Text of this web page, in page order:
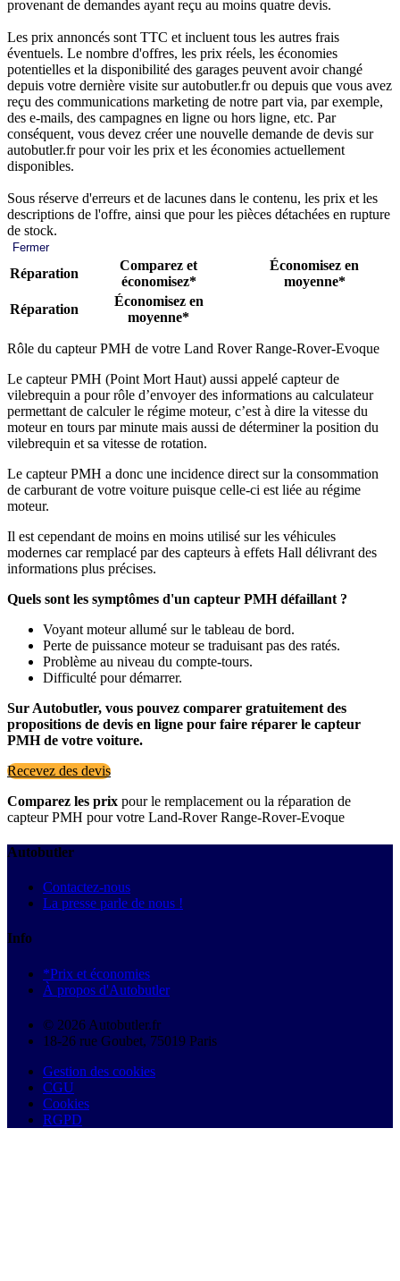
provenant de demandes ayant reçu au moins quatre devis.
Les prix annoncés sont TTC et incluent tous les autres frais
éventuels. Le nombre d'offres, les prix réels, les économies
potentielles et la disponibilité des garages peuvent avoir changé
depuis votre dernière visite sur autobutler.fr ou depuis que vous avez
reçu des communications marketing de notre part via, par exemple,
des e-mails, des campagnes en ligne ou hors ligne, etc. Par
conséquent, vous devez créer une nouvelle demande de devis sur
autobutler.fr pour voir les prix et les économies actuellement
disponibles.
Sous réserve d'erreurs et de lacunes dans le contenu, les prix et les
descriptions de l'offre, ainsi que pour les pièces détachées en rupture
de stock.
Fermer
Réparation
Comparez et
économisez*
Économisez en
moyenne*
Réparation
Économisez en
moyenne*
Rôle du capteur PMH de votre Land Rover Range-Rover-Evoque
Le capteur PMH (Point Mort Haut) aussi appelé capteur de
vilebrequin a pour rôle d’envoyer des informations au calculateur
permettant de calculer le régime moteur, c’est à dire la vitesse du
moteur en tours par minute mais aussi de déterminer la position du
vilebrequin et sa vitesse de rotation.
Le capteur PMH a donc une incidence direct sur la consommation
de carburant de votre voiture puisque celle-ci est liée au régime
moteur.
Il est cependant de moins en moins utilisé sur les véhicules
modernes car remplacé par des capteurs à effets Hall délivrant des
informations plus précises.
Quels sont les symptômes d'un capteur PMH défaillant ?
Voyant moteur allumé sur le tableau de bord.
Perte de puissance moteur se traduisant pas des ratés.
Problème au niveau du compte-tours.
Difficulté pour démarrer.
Sur Autobutler, vous pouvez comparer gratuitement des
propositions de devis en ligne pour faire réparer le capteur
PMH de votre voiture.
Recevez des devis
Comparez les prix pour le remplacement ou la réparation de
capteur PMH pour votre Land-Rover Range-Rover-Evoque
Autobutler
Contactez-nous
La presse parle de nous !
Info
*Prix et économies
À propos d'Autobutler
© 2026 Autobutler.fr
18-26 rue Goubet, 75019 Paris
Gestion des cookies
CGU
Cookies
RGPD